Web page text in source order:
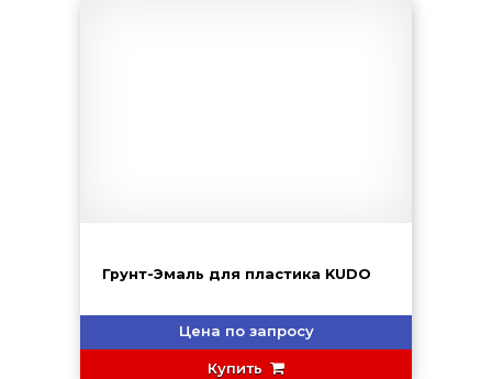
Грунт-Эмаль для пластика KUDO
Цена по запросу
Купить